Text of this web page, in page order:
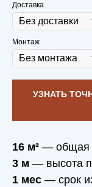
Доставка
Монтаж
УЗНАТЬ
16 м² — общая
3 м — высота
1 мес — срок